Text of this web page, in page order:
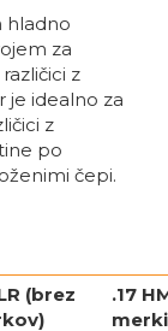
hladno
za
z
je idealno za
z
po
čepi.
(brez
.17